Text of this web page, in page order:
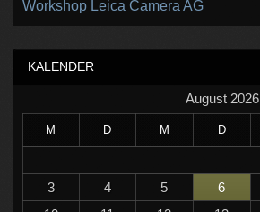
Workshop Leica Camera AG
KALENDER
August 2026
M D M D
3
4 5 6